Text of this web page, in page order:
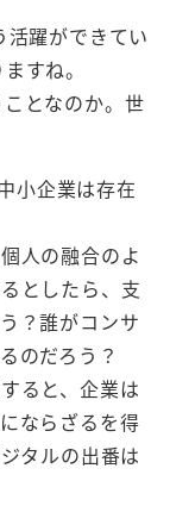
躍ができてい
すね。
となのか。世
小企業は存在
人の融合のよ
としたら、支
？誰がコンサ
のだろう？
ると、企業は
ならざるを得
タルの出番は